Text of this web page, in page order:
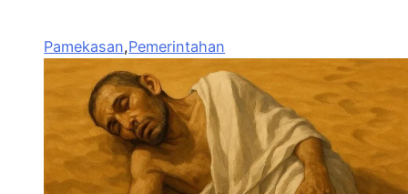
Pamekasan,Pemerintahan